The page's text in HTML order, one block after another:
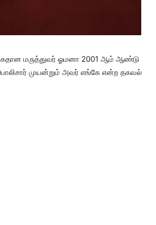
மருத்துவர் ஓமனா 2001 ஆம் ஆண்டு
முயன்றும் அவர் எங்கே என்ற தகவல்